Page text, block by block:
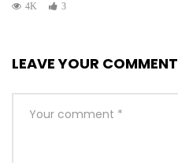
4K
3
LEAVE YOUR COMMENT